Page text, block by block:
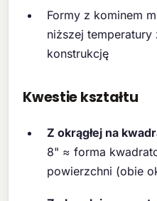
Formy z kominem
niższej
konstrukcję
Kwestie kształtu
Z okrągłej na
8" ≈ forma
powierzchni (obie